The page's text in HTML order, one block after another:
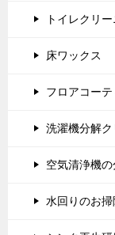
トイレクリ
床ワックス
フロアコー
洗濯機分解
空気清浄機
水回りのお掃